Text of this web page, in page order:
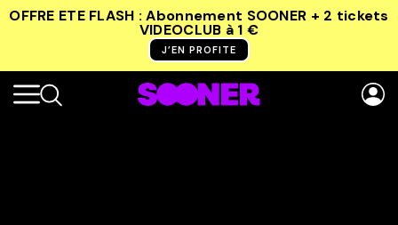
OFFRE ETE FLASH : Abonnement SOONER + 2 tickets
VIDEOCLUB à 1 €
J’EN PROFITE